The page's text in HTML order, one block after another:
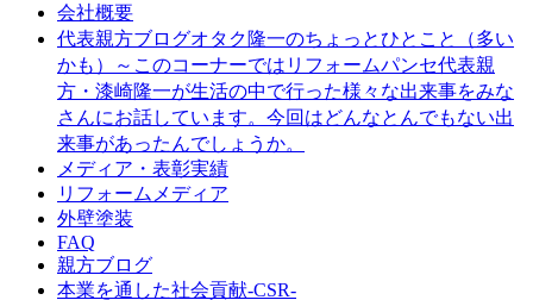
会社概要
代表親方ブログオタク隆一のちょっとひとこと（多い
かも）～このコーナーではリフォームパンセ代表親
方・漆崎隆一が生活の中で行った様々な出来事をみな
さんにお話しています。今回はどんなとんでもない出
来事があったんでしょうか。
メディア・表彰実績
リフォームメディア
外壁塗装
FAQ
親方ブログ
本業を通した社会貢献-CSR-